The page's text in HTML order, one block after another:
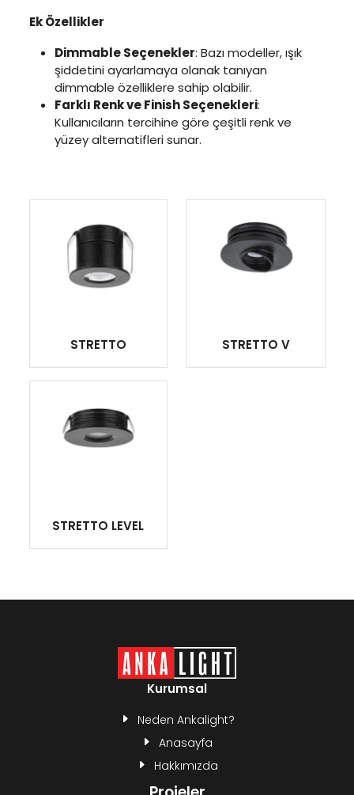
Ek Özellikler
Dimmable Seçenekler: Bazı modeller, ışık
şiddetini ayarlamaya olanak tanıyan
dimmable özelliklere sahip olabilir.
Farklı Renk ve Finish Seçenekleri:
Kullanıcıların tercihine göre çeşitli renk ve
yüzey alternatifleri sunar.
STRETTO STRETTO V
STRETTO LEVEL
Kurumsal
Neden Ankalight?
Anasayfa
Hakkımızda